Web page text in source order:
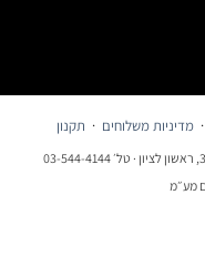
משלוחים·תקנון